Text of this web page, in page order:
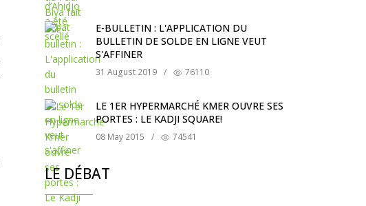
E-BULLETIN : L'APPLICATION DU
BULLETIN DE SOLDE EN LIGNE VEUT
S'AFFINER
31 August 2019 / 76110
LE 1ER HYPERMARCHÉ KMER OUVRE SES
PORTES : LE KADJI SQUARE!
08 May 2015 / 74541
LE DÉBAT